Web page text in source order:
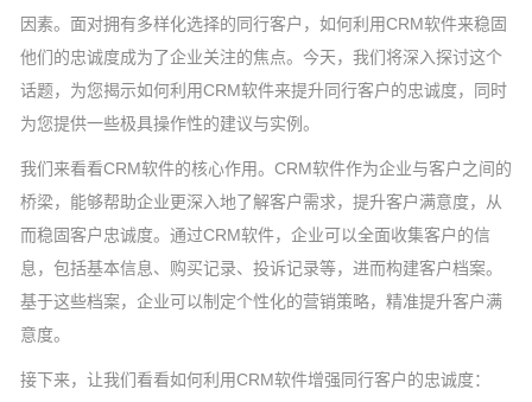
因素。面对拥有多样化选择的同行客户，如何利用CRM软件来稳固
他们的忠诚度成为了企业关注的焦点。今天，我们将深入探讨这个
话题，为您揭示如何利用CRM软件来提升同行客户的忠诚度，同时
为您提供一些极具操作性的建议与实例。
我们来看看CRM软件的核心作用。CRM软件作为企业与客户之间的
桥梁，能够帮助企业更深入地了解客户需求，提升客户满意度，从
而稳固客户忠诚度。通过CRM软件，企业可以全面收集客户的信
息，包括基本信息、购买记录、投诉记录等，进而构建客户档案。
基于这些档案，企业可以制定个性化的营销策略，精准提升客户满
意度。
接下来，让我们看看如何利用CRM软件增强同行客户的忠诚度：